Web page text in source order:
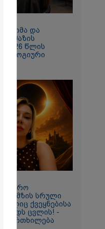
თმა და
2026 წლის
მზის სრული
ქვეყნებისა
ბედს ცვლის! -